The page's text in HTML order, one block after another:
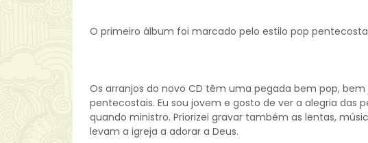
O primeiro álbum foi marcado pelo estilo pop
Os arranjos do novo CD têm uma pegada bem pop,
pentecostais. Eu sou jovem e gosto de ver a alegria das
quando ministro. Priorizei gravar também as lentas,
levam a igreja a adorar a Deus.